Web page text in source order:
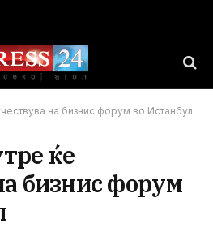
на бизнис форум во Истанбул
ќе
бизнис форум